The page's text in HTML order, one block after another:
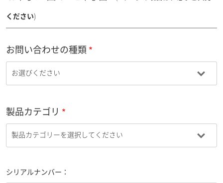
ください)
お問い合わせの種類
製品カテゴリ
シリアルナンバー：